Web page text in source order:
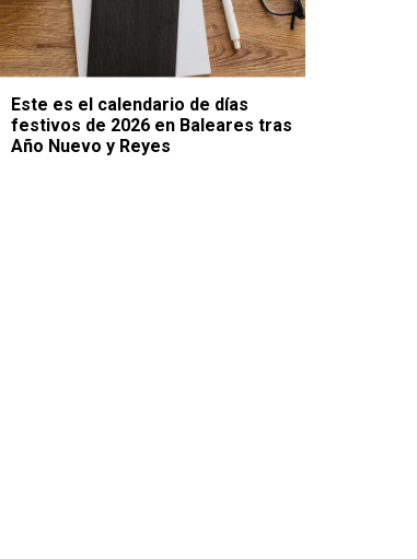
Este es el calendario de días
festivos de 2026 en Baleares tras
Año Nuevo y Reyes